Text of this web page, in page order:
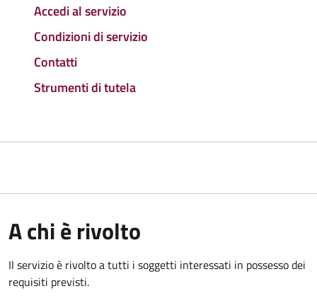
Accedi al servizio
Condizioni di servizio
Contatti
Strumenti di tutela
A chi è rivolto
Il servizio è rivolto a tutti i soggetti interessati in possesso dei
requisiti previsti.